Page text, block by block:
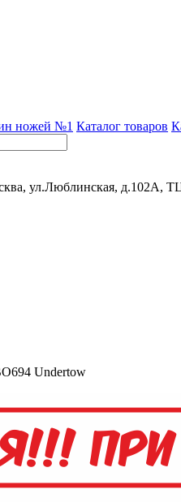
ножей №1 Каталог товаров
ул.Люблинская, д.102А,
Undertow